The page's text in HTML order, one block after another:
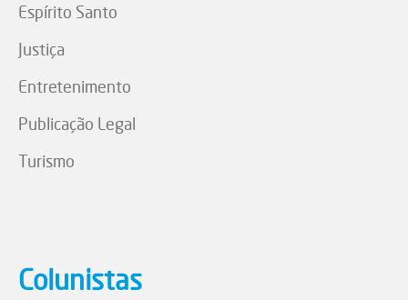
Espírito Santo
Justiça
Entretenimento
Publicação Legal
Turismo
Colunistas